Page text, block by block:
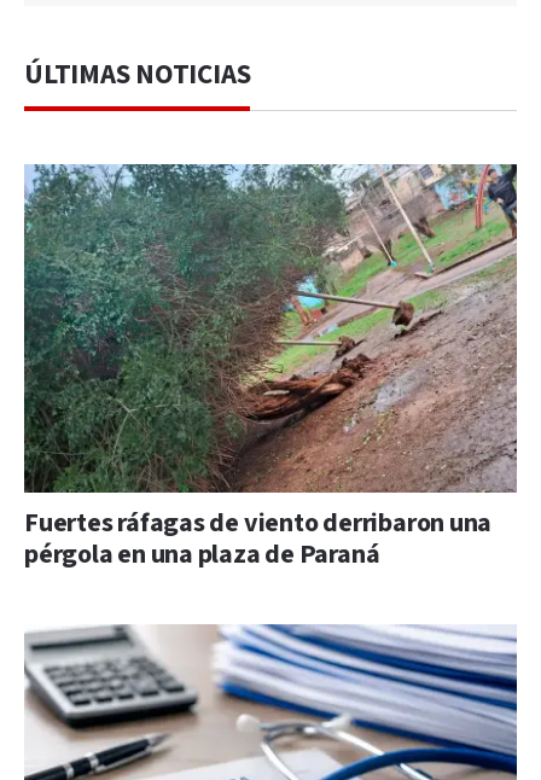
ÚLTIMAS NOTICIAS
Fuertes ráfagas de viento derribaron una
pérgola en una plaza de Paraná